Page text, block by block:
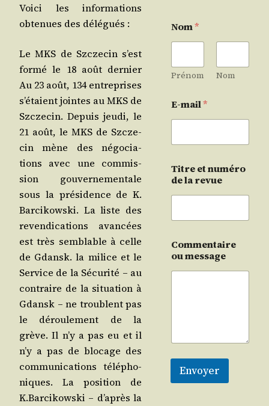
Voi­ci les infor­ma­tions
obte­nues des délégués :
Le MKS de Szc­ze­cin s’est
for­mé le 18 août der­nier
Au 23 août, 134 entre­prises
s’é­taient jointes au MKS de
Szc­ze­cin. Depuis jeu­di, le
21 août, le MKS de Szc­ze­
cin mène des négo­cia­
tions avec une com­mis­
sion gou­ver­ne­men­tale
sous la pré­si­dence de K.
Bar­ci­kows­ki. La liste des
reven­di­ca­tions avan­cées
est très sem­blable à celle
de Gdansk. la milice et le
Ser­vice de la Sécu­ri­té – au
contraire de la situa­tion à
Gdansk – ne troublent pas
le dérou­le­ment de la
grève. Il n’y a pas eu et il
n’y a pas de blo­cage des
com­mu­ni­ca­tions télé­pho­
niques. La posi­tion de
K.Barcikowski – d’a­près la
Nom*
Prénom Nom
E-mail*
Titre et numéro
de la revue
Commentaire
ou message
Envoyer